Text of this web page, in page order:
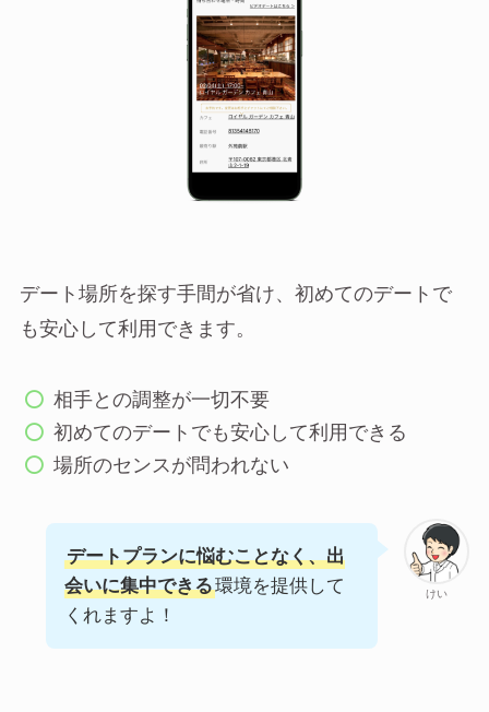
デート場所を探す手間が省け、初めてのデートで
も安心して利用できます。
相手との調整が一切不要
初めてのデートでも安心して利用できる
場所のセンスが問われない
けい
デートプランに悩むことなく、出
会いに集中できる環境を提供して
くれますよ！